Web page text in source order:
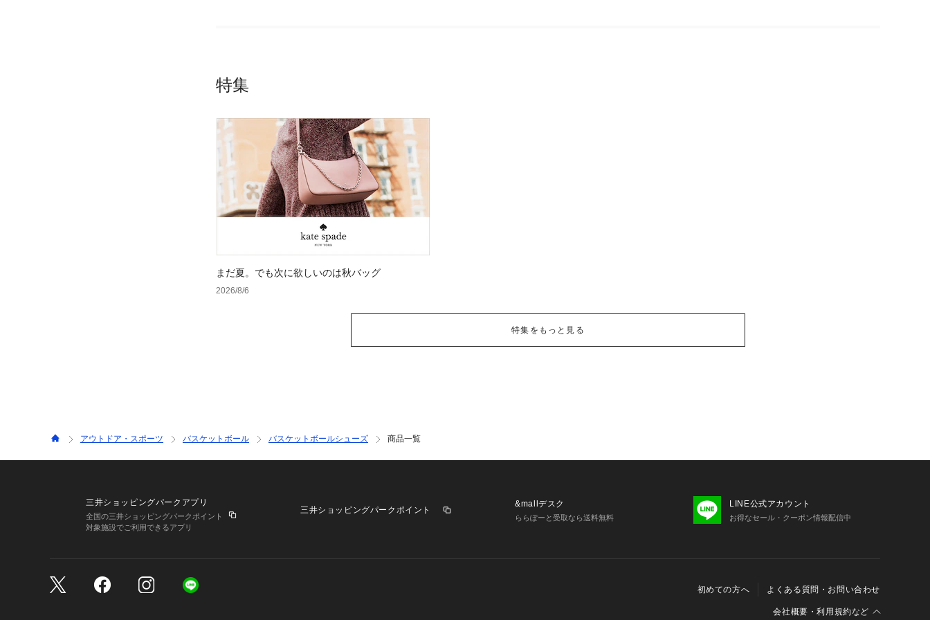
特集
まだ夏。でも次に欲しいのは秋バッグ
2026/8/6
特集をもっと見る
アウトドア・スポーツ バスケットボール バスケットボールシューズ 商品一覧
三井ショッピングパークアプリ
全国の三井ショッピングパークポイント
対象施設でご利用できるアプリ
三井ショッピングパークポイント
&mallデスク
ららぽーと受取なら送料無料
LINE公式アカウント
お得なセール・クーポン情報配信中
初めての方へ よくある質問・お問い合わせ
会社概要・利用規約など